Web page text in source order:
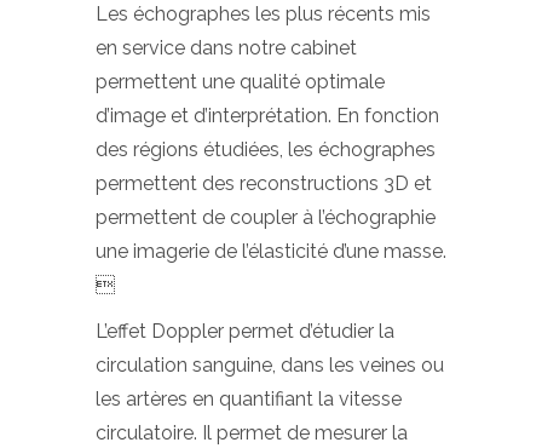
Les échographes les plus récents mis
en service dans notre cabinet
permettent une qualité optimale
d’image et d’interprétation. En fonction
des régions étudiées, les échographes
permettent des reconstructions 3D et
permettent de coupler à l’échographie
une imagerie de l’élasticité d’une masse.

L’effet Doppler permet d’étudier la
circulation sanguine, dans les veines ou
les artères en quantifiant la vitesse
circulatoire. Il permet de mesurer la